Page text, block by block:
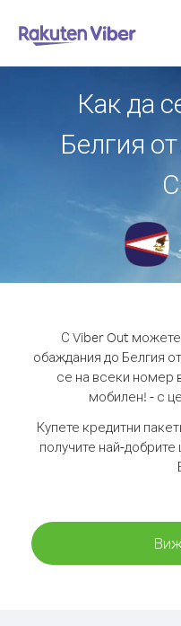
Как да
Белгия
С Viber Out
обаждания до Белгия
се на всеки номер
мобилен! - с
Купете кредитни
получите най-